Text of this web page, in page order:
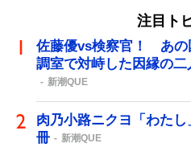
注目ト
佐藤優vs検察官！ あの
調室で対峙した因縁の
新潮QUE
肉乃小路ニクヨ「わた
冊
新潮QUE